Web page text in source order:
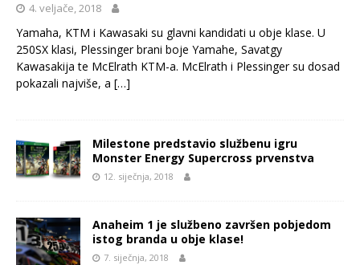
4. veljače, 2018
Yamaha, KTM i Kawasaki su glavni kandidati u obje klase. U
250SX klasi, Plessinger brani boje Yamahe, Savatgy
Kawasakija te McElrath KTM-a. McElrath i Plessinger su dosad
pokazali najviše, a […]
Milestone predstavio službenu igru
Monster Energy Supercross prvenstva
12. siječnja, 2018
Anaheim 1 je službeno završen pobjedom
istog branda u obje klase!
7. siječnja, 2018